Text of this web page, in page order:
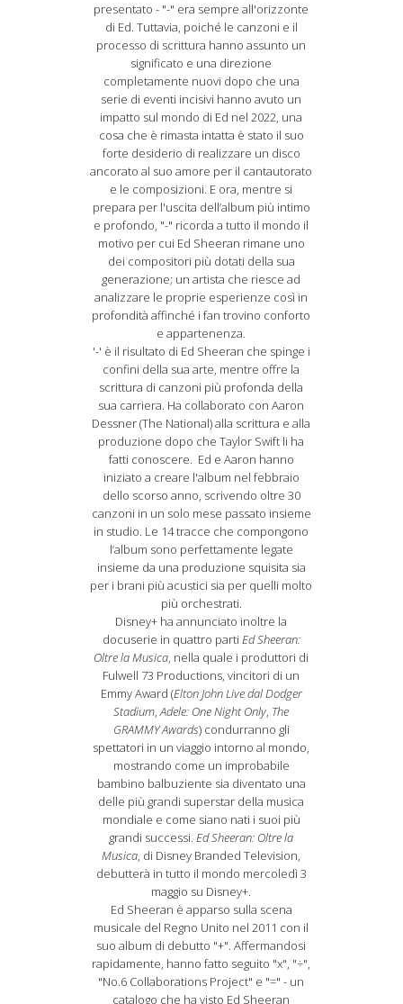
presentato - "-" era sempre all'orizzonte
di Ed. Tuttavia, poiché le canzoni e il
processo di scrittura hanno assunto un
significato e una direzione
completamente nuovi dopo che una
serie di eventi incisivi hanno avuto un
impatto sul mondo di Ed nel 2022, una
cosa che è rimasta intatta è stato il suo
forte desiderio di realizzare un disco
ancorato al suo amore per il cantautorato
e le composizioni. E ora, mentre si
prepara per l'uscita dell’album più intimo
e profondo, "-" ricorda a tutto il mondo il
motivo per cui Ed Sheeran rimane uno
dei compositori più dotati della sua
generazione; un artista che riesce ad
analizzare le proprie esperienze così in
profondità affinché i fan trovino conforto
e appartenenza.
'-' è il risultato di Ed Sheeran che spinge i
confini della sua arte, mentre offre la
scrittura di canzoni più profonda della
sua carriera. Ha collaborato con Aaron
Dessner (The National) alla scrittura e alla
produzione dopo che Taylor Swift li ha
fatti conoscere. Ed e Aaron hanno
iniziato a creare l'album nel febbraio
dello scorso anno, scrivendo oltre 30
canzoni in un solo mese passato insieme
in studio. Le 14 tracce che compongono
l’album sono perfettamente legate
insieme da una produzione squisita sia
per i brani più acustici sia per quelli molto
più orchestrati.
Disney+ ha annunciato inoltre la
docuserie in quattro parti Ed Sheeran:
Oltre la Musica, nella quale i produttori di
Fulwell 73 Productions, vincitori di un
Emmy Award (Elton John Live dal Dodger
Stadium,Adele: One Night Only, The
GRAMMY Awards) condurranno gli
spettatori in un viaggio intorno al mondo,
mostrando come un improbabile
bambino balbuziente sia diventato una
delle più grandi superstar della musica
mondiale e come siano nati i suoi più
grandi successi.Ed Sheeran: Oltre la
Musica, di Disney Branded Television,
debutterà in tutto il mondo mercoledì 3
maggio su Disney+.
Ed Sheeran è apparso sulla scena
musicale del Regno Unito nel 2011 con il
suo album di debutto "+". Affermandosi
rapidamente, hanno fatto seguito "x", "÷",
"No.6 Collaborations Project" e "=" - un
catalogo che ha visto Ed Sheeran